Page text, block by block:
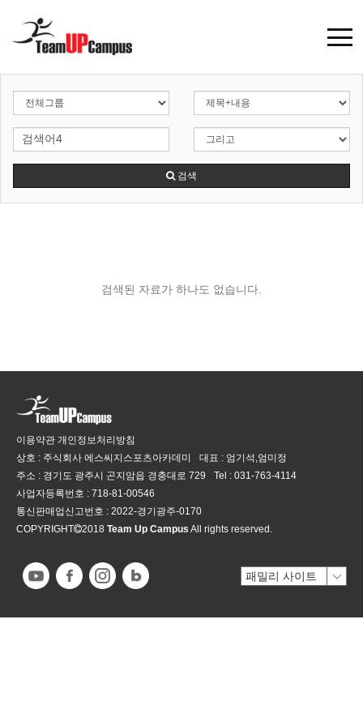
검색
검색된 자료가 하나도 없습니다.
이용약관 개인정보처리방침
상호 : 주식회사 에스씨지스포츠아카데미
대표 : 엄기석,엄미정
주소 : 경기도 광주시 곤지암읍 경충대로 729
Tel : 031-763-4114
사업자등록번호 : 718-81-00546
통신판매업신고번호 : 2022-경기광주-0170
COPYRIGHT
2018 Team Up Campus All rights reserved.